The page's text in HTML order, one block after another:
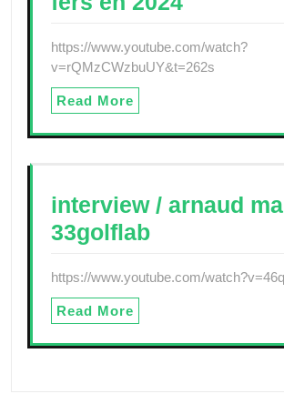
https://www.youtube.com/watch?
v=rQMzCWzbuUY&t=262s
Read More
interview / arnaud
33golflab
https://www.youtube.com/
Read More